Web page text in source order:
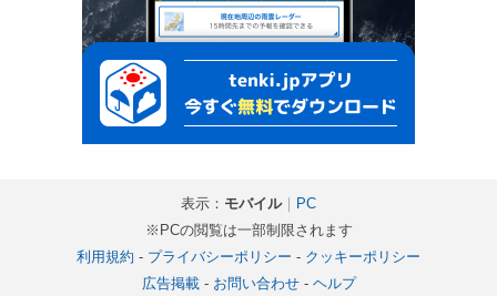
表示： モバイル｜ PC
※PCの閲覧は一部制限されます
利用規約 - プライバシーポリシー - クッキーポリシー
広告掲載- お問い合わせ- ヘルプ